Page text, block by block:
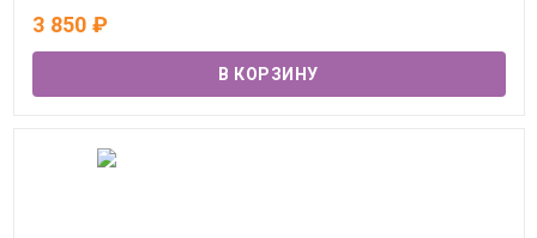
3 850 ₽